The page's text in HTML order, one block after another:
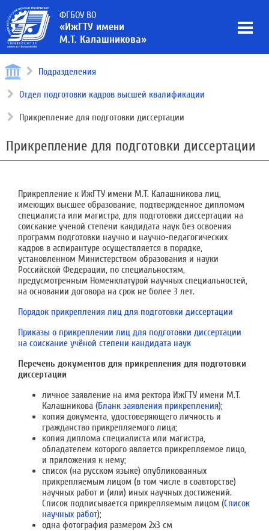
ФГБОУ ВО
«ИжГТУ имени
М.Т. Калашникова»
Подразделения
Отдел подготовки кадров высшей квалификации
Прикрепление для подготовки диссертации
Прикрепление для подготовки диссертации
Прикрепление к ИжГТУ имени М.Т. Калашникова лиц,
имеющих высшее образование, подтвержденное дипломом
специалиста или магистра, для подготовки диссертации на
соискание ученой степени кандидата наук без освоения
программ подготовки научно и научно-педагогических
кадров в аспирантуре осуществляется в порядке,
установленном Министерством образования и науки
Российской Федерации, по специальностям,
предусмотренным Номенклатурой научных специальностей,
на основании договора на срок не более 3 лет.
Порядок прикрепления лиц для подготовки диссертации
Приказы о прикреплении лиц для подготовки диссертации
на соискание учёной степени кандидата наук
Перечень документов для прикрепления для подготовки
диссертации
личное заявление на имя ректора ИжГТУ имени М.Т.
Калашникова (Бланк заявления прикрепления);
копия документа, удостоверяющего личность и
гражданство прикрепляемого лица;
копия диплома специалиста или магистра,
обладателем которого является прикрепляемое лицо,
и приложения к нему;
список (на русском языке) опубликованных
прикрепляемым лицом (в том числе в соавторстве)
научных работ и (или) иных научных достижений.
Список подписывается прикрепляемым лицом (Список
научных работ);
одна фотография размером 2х3 см